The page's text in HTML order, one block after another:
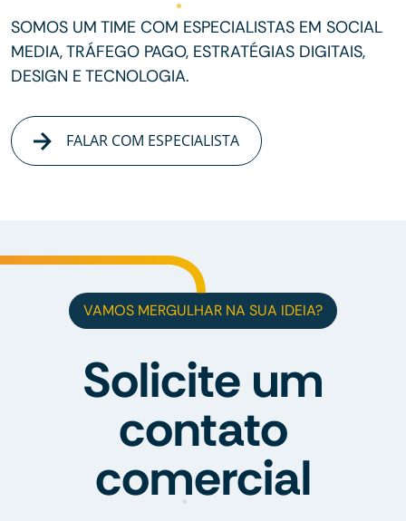
SOMOS UM TIME COM ESPECIALISTAS EM SOCIAL
MEDIA, TRÁFEGO PAGO, ESTRATÉGIAS DIGITAIS,
DESIGN E TECNOLOGIA.
FALAR COM ESPECIALISTA
VAMOS MERGULHAR NA SUA IDEIA?
Solicite um
contato
comercial